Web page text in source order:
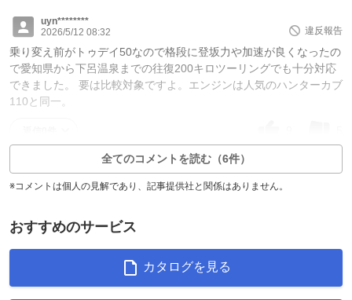
uyn********
2026/5/12 08:32
違反報告
乗り変え前がトゥデイ50なので格段に登坂力や加速が良くなったの
で愛知県から下呂温泉までの往復200キロツーリングでも十分対応
できました。 要は比較対象ですよ。エンジンは人気のハンターカブ
110と同一。
全てのコメントを読む（6件）
※コメントは個人の見解であり、記事提供社と関係はありません。
おすすめのサービス
カタログを見る